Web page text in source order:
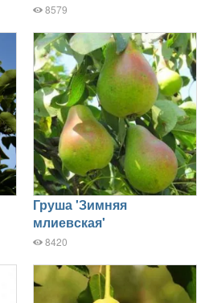
8579
Груша 'Зимняя
млиевская'
8420